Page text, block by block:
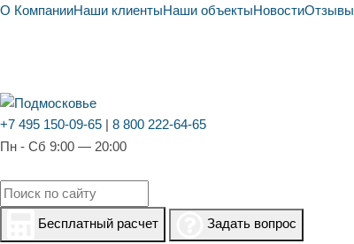
О КомпанииНаши клиентыНаши объектыНовостиОтзывы
+7 495 150-09-65 | 8 800 222-64-65
Пн - Сб 9:00 — 20:00
Бесплатный расчет
Задать вопрос